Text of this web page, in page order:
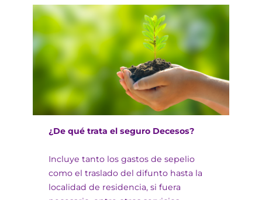
¿De qué trata el seguro Decesos?
Incluye tanto los gastos de sepelio
como el traslado del difunto hasta la
localidad de residencia, si fuera